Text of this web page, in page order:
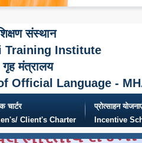
संस्थान
Training Institute
गृह मंत्रालय
Official Language -
चार्टर
Client's Charter
प्रोत्साहन
Incentive